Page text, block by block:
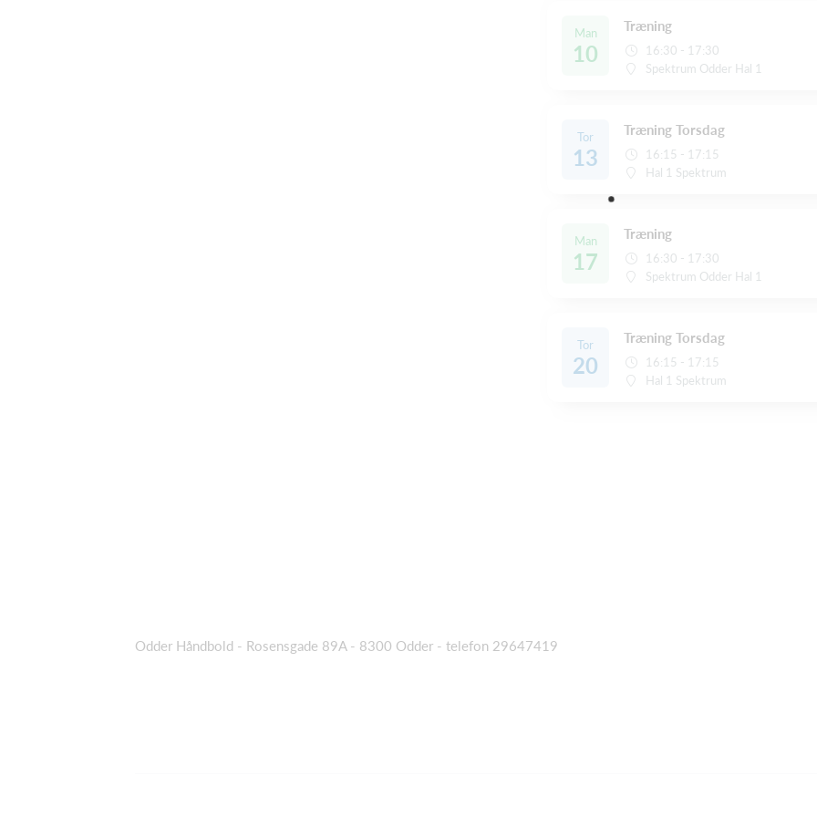
Man
10
Træning
16:30 - 17:30
Spektrum Odder Hal 1
Tor
13
Træning Torsdag
16:15 - 17:15
Hal 1 Spektrum
Man
17
Træning
16:30 - 17:30
Spektrum Odder Hal 1
Tor
20
Træning Torsdag
16:15 - 17:15
Hal 1 Spektrum
Odder Håndbold - Rosensgade 89A - 8300 Odder - telefon 29647419